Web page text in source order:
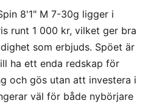
8'1" M 7-30g ligger i
runt 1 000 kr, vilket ger bra
som erbjuds. Spöet är
ha ett enda redskap för
och gös utan att investera i
väl för både nybörjare